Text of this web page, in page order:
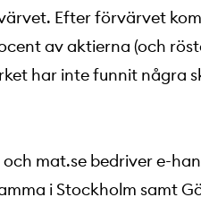
Efter förvärvet
av aktierna (och
har inte funnit några
mat.se bedriver e-
i Stockholm samt